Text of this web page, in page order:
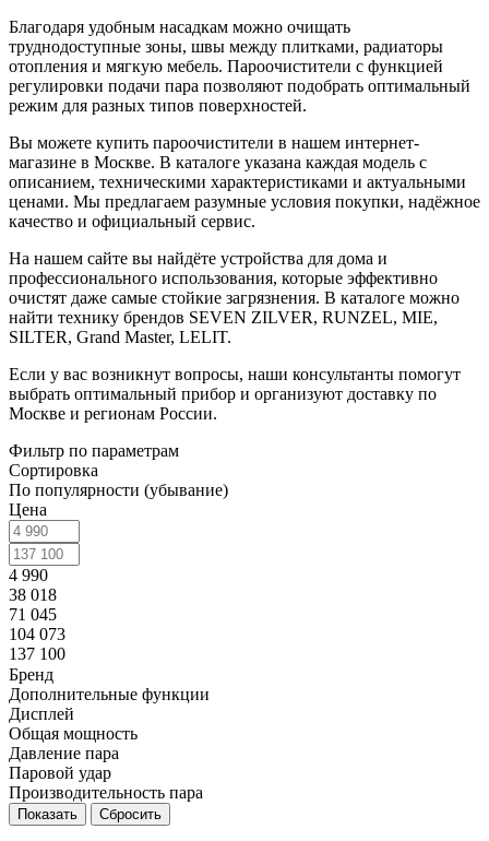
Благодаря удобным насадкам можно очищать
труднодоступные зоны, швы между плитками, радиаторы
отопления и мягкую мебель. Пароочистители с функцией
регулировки подачи пара позволяют подобрать оптимальный
режим для разных типов поверхностей.
Вы можете купить пароочистители в нашем интернет-
магазине в Москве. В каталоге указана каждая модель с
описанием, техническими характеристиками и актуальными
ценами. Мы предлагаем разумные условия покупки, надёжное
качество и официальный сервис.
На нашем сайте вы найдёте устройства для дома и
профессионального использования, которые эффективно
очистят даже самые стойкие загрязнения. В каталоге можно
найти технику брендов SEVEN ZILVER, RUNZEL, MIE,
SILTER, Grand Master, LELIT.
Если у вас возникнут вопросы, наши консультанты помогут
выбрать оптимальный прибор и организуют доставку по
Москве и регионам России.
Фильтр по параметрам
Сортировка
По популярности (убывание)
Цена
4 990
38 018
71 045
104 073
137 100
Бренд
Дополнительные функции
Дисплей
Общая мощность
Давление пара
Паровой удар
Производительность пара
Сбросить